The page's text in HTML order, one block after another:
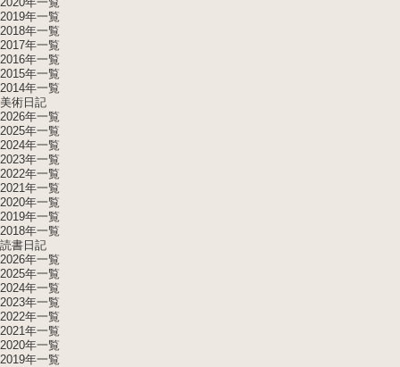
2019年一覧
2018年一覧
2017年一覧
2016年一覧
2015年一覧
2014年一覧
美術日記
2026年一覧
2025年一覧
2024年一覧
2023年一覧
2022年一覧
2021年一覧
2020年一覧
2019年一覧
2018年一覧
読書日記
2026年一覧
2025年一覧
2024年一覧
2023年一覧
2022年一覧
2021年一覧
2020年一覧
2019年一覧